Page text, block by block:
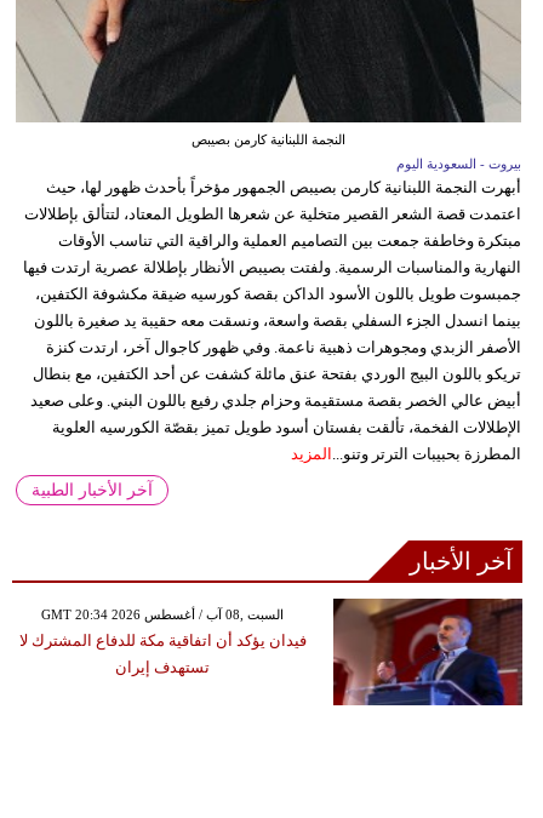
النجمة اللبنانية كارمن بصيبص
بيروت - السعودية اليوم
أبهرت النجمة اللبنانية كارمن بصيبص الجمهور مؤخراً بأحدث ظهور لها، حيث
اعتمدت قصة الشعر القصير متخلية عن شعرها الطويل المعتاد، لتتألق بإطلالات
مبتكرة وخاطفة جمعت بين التصاميم العملية والراقية التي تناسب الأوقات
النهارية والمناسبات الرسمية. ولفتت بصيبص الأنظار بإطلالة عصرية ارتدت فيها
جمبسوت طويل باللون الأسود الداكن بقصة كورسيه ضيقة مكشوفة الكتفين،
بينما انسدل الجزء السفلي بقصة واسعة، ونسقت معه حقيبة يد صغيرة باللون
الأصفر الزبدي ومجوهرات ذهبية ناعمة. وفي ظهور كاجوال آخر، ارتدت كنزة
تريكو باللون البيج الوردي بفتحة عنق مائلة كشفت عن أحد الكتفين، مع بنطال
أبيض عالي الخصر بقصة مستقيمة وحزام جلدي رفيع باللون البني. وعلى صعيد
الإطلالات الفخمة، تألقت بفستان أسود طويل تميز بقصّة الكورسيه العلوية
المطرزة بحبيبات الترتر وتنو...
المزيد
آخر الأخبار الطبية
آخر الأخبار
GMT 20:34 2026 السبت ,08 آب / أغسطس
فيدان يؤكد أن اتفاقية مكة للدفاع المشترك لا
تستهدف إيران